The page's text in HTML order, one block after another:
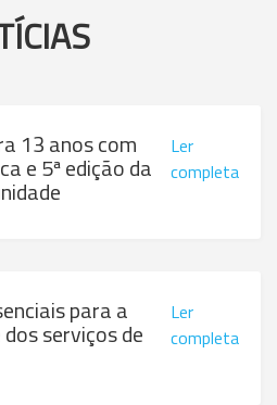
13 anos com
e 5ª edição da
Ler
completa
para a
serviços de
Ler
completa